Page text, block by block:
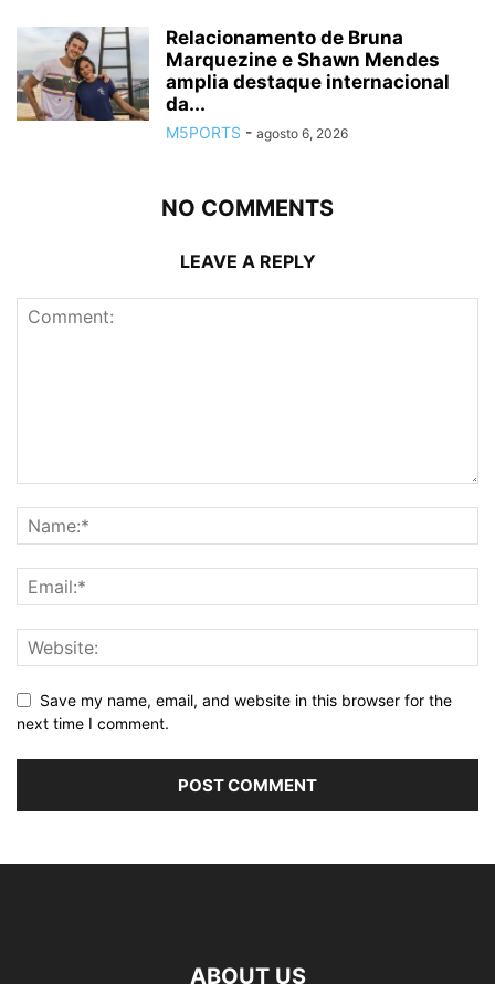
Relacionamento de Bruna
Marquezine e Shawn Mendes
amplia destaque internacional
da...
M5PORTS - agosto 6, 2026
NO COMMENTS
LEAVE A REPLY
Save my name, email, and website in this browser for the
next time I comment.
ABOUT US